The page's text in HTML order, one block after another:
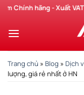
Chuyển
nội
hãng - Xuất VAT đầy
Trang chủ » Blog » Dịch
lượng, giá rẻ nhất ở HN